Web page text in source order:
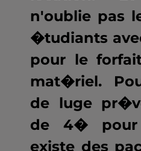
n'oublie pas
�tudiants
pour le
mat�riel.
de luge
de 4� pour
existe des